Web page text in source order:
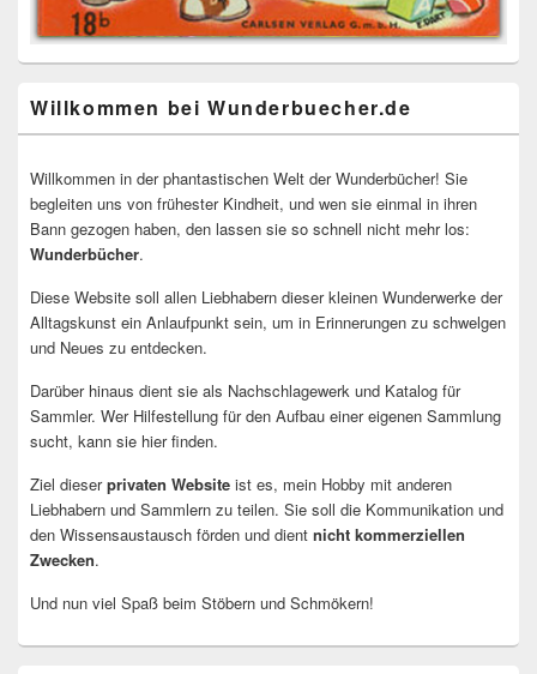
Willkommen bei Wunderbuecher.de
Willkommen in der phantastischen Welt der Wunderbücher! Sie
begleiten uns von frühester Kindheit, und wen sie einmal in ihren
Bann gezogen haben, den lassen sie so schnell nicht mehr los:
Wunderbücher.
Diese Website soll allen Liebhabern dieser kleinen Wunderwerke der
Alltagskunst ein Anlaufpunkt sein, um in Erinnerungen zu schwelgen
und Neues zu entdecken.
Darüber hinaus dient sie als Nachschlagewerk und Katalog für
Sammler. Wer Hilfestellung für den Aufbau einer eigenen Sammlung
sucht, kann sie hier finden.
Ziel dieserprivaten Website ist es, mein Hobby mit anderen
Liebhabern und Sammlern zu teilen. Sie soll die Kommunikation und
den Wissensaustausch förden und dient nicht kommerziellen
Zwecken.
Und nun viel Spaß beim Stöbern und Schmökern!